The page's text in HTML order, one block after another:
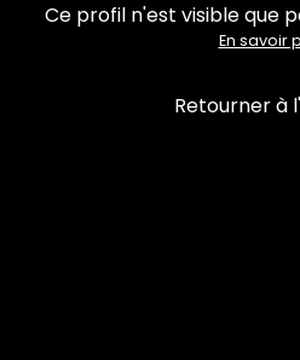
Ce profil n'est visible que
En savoir
Retourner à l'